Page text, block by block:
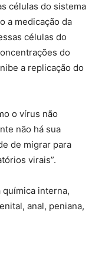
células do sistema
a medicação da
células do
do
a replicação do
o vírus não
não há sua
de migrar para
virais”.
química interna,
anal, peniana,